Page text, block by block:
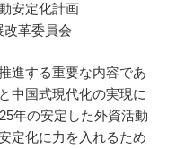
安定化計画
革委員会
進する重要な内容であ
中国式現代化の実現に
年の安定した外資活動
定化に力を入れるため